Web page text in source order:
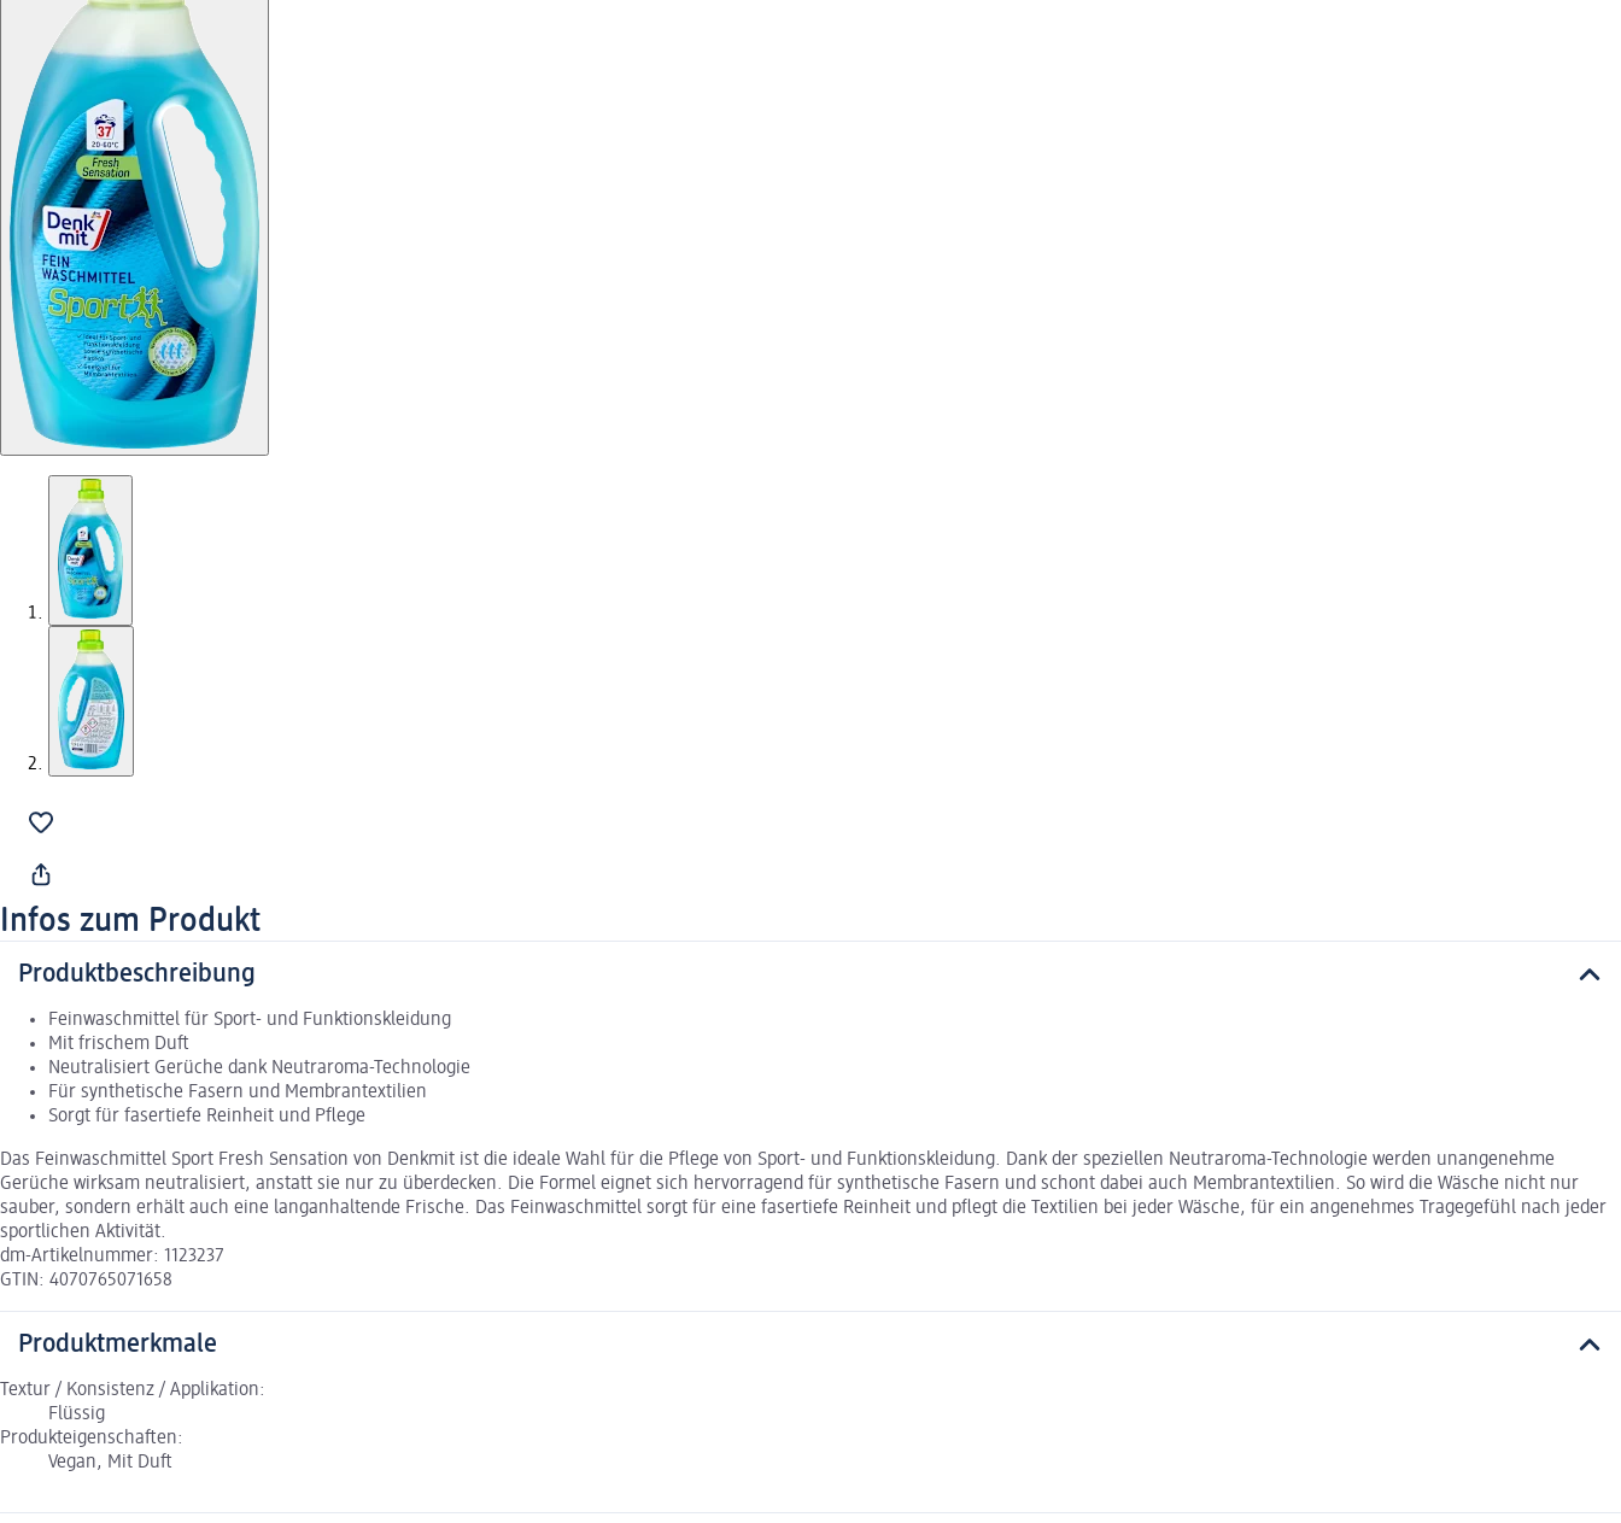
Infos zum Produkt
Produktbeschreibung
Feinwaschmittel für Sport- und Funktionskleidung
Mit frischem Duft
Neutralisiert Gerüche dank Neutraroma-Technologie
Für synthetische Fasern und Membrantextilien
Sorgt für fasertiefe Reinheit und Pflege
Das Feinwaschmittel Sport Fresh Sensation von Denkmit ist die ideale Wahl für die Pflege von Sport- und Funktionskleidung. Dank der speziellen Neutraroma-Technologie werden unangenehme
Gerüche wirksam neutralisiert, anstatt sie nur zu überdecken. Die Formel eignet sich hervorragend für synthetische Fasern und schont dabei auch Membrantextilien. So wird die Wäsche nicht nur
sauber, sondern erhält auch eine langanhaltende Frische. Das Feinwaschmittel sorgt für eine fasertiefe Reinheit und pflegt die Textilien bei jeder Wäsche, für ein angenehmes Tragegefühl nach jeder
sportlichen Aktivität.
dm-Artikelnummer: 1123237
GTIN: 4070765071658
Produktmerkmale
Textur / Konsistenz / Applikation:
Flüssig
Produkteigenschaften:
Vegan, Mit Duft